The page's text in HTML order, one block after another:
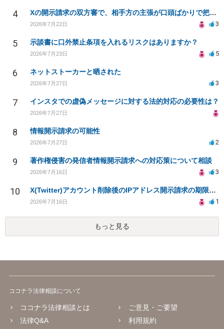
4 Xの開示請求の双方審で、相手方の主張が口頭ばかりで把握しきれません
2026年7月22日 3
5 示談書に口外禁止条項を入れるリスクはありますか？
2026年7月23日 5
6 ネットストーカーと晒された
2026年7月27日 3
7 インスタでの虚偽メッセージに対する法的対応の必要性は？
2026年7月27日
8 情報開示請求の可能性
2026年7月27日 2
9 著作権侵害の発信者情報開示請求への対応策について相談
2026年7月16日 3
10 X(Twitter)アカウント削除後のIPアドレス開示請求の期限は？
2026年7月16日 1
もっと見る
ココナラ法律相談について
ココナラ法律相談とは
法律Q&A
ご意見・ご要望
利用規約